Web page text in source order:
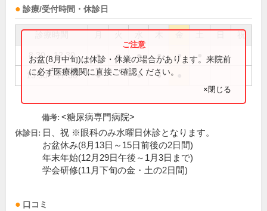
診療/受付時間・休診日
祝
8:30～12:30 ● ● ● ● ●
13:30～17:30 ● ● ●
お盆(8月中旬)は休診・休業の場合があります。来院前
に必ず医療機関に直接ご確認ください。
×閉じる
備考: <糖尿病専門病院>
休診日: 日、祝 ※眼科のみ水曜日休診となります。
お盆休み(8月13日～15日前後の2日間)
年末年始(12月29日午後～1月3日まで)
学会研修(11月下旬の金・土の2日間)
口コミ